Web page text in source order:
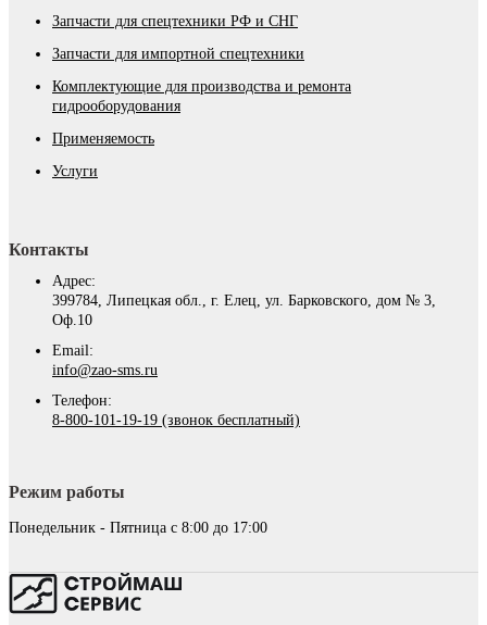
Запчасти для спецтехники РФ и СНГ
Запчасти для импортной спецтехники
Комплектующие для производства и ремонта
гидрооборудования
Применяемость
Услуги
Контакты
Адрес:
399784, Липецкая обл., г. Елец, ул. Барковского, дом № 3,
Оф.10
Email:
info@zao-sms.ru
Телефон:
8-800-101-19-19 (звонок бесплатный)
Режим работы
Понедельник - Пятница с 8:00 до 17:00